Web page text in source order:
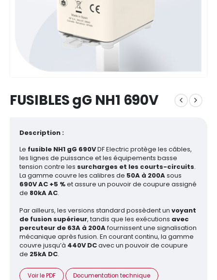
FUSIBLES gG NH1 690V
Description :
Le fusible NH1 gG 690VDF Electric protège les câbles,
les lignes de puissance et les équipements basse
tension contre les surcharges et les courts-circuits.
La gamme couvre les calibres de 50A à 200Asous
690V AC +5 %et assure un pouvoir de coupure assigné
de 80kA AC.
Par ailleurs, les versions standard possèdent un voyant
de fusion supérieur, tandis que les exécutions avec
percuteur de 63A à 200Afournissent une signalisation
mécanique après fusion. En courant continu, la gamme
couvre jusqu’à 440V DCavec un pouvoir de coupure
de 25kA DC.
Voir le PDF Documentation technique